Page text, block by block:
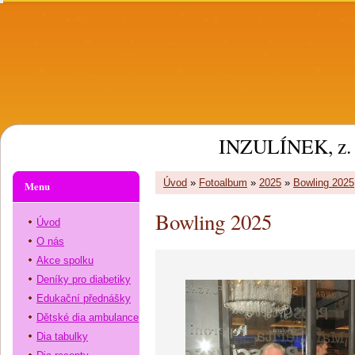
INZULÍNEK, z.
Úvod » Fotoalbum » 2025 » Bowling 2025
Bowling 2025
Menu
Úvod
O nás
Akce spolku
Deníky pro diabetiky
Edukační přednášky
Dětské dia ambulance
Dia tabulky